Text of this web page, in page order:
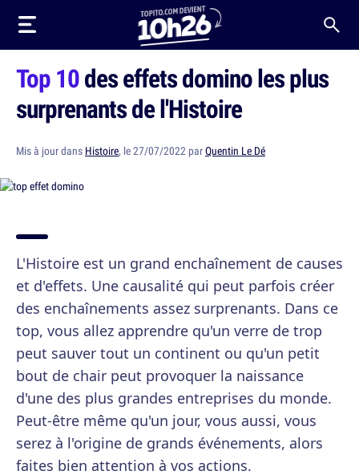
Top 10des effets domino les plus
surprenants de l'Histoire
Mis à jour dans Histoire, le 27/07/2022 parQuentin Le Dé
L'Histoire est un grand enchaînement de causes
et d'effets. Une causalité qui peut parfois créer
des enchaînements assez surprenants. Dans ce
top, vous allez apprendre qu'un verre de trop
peut sauver tout un continent ou qu'un petit
bout de chair peut provoquer la naissance
d'une des plus grandes entreprises du monde.
Peut-être même qu'un jour, vous aussi, vous
serez à l'origine de grands événements, alors
faites bien attention à vos actions.